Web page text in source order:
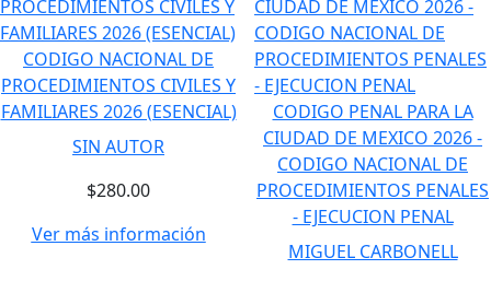
CODIGO NACIONAL DE
PROCEDIMIENTOS CIVILES Y
FAMILIARES 2026 (ESENCIAL)
SIN AUTOR
$280.00
Ver más información
CODIGO PENAL PARA LA
CIUDAD DE MEXICO 2026 -
CODIGO NACIONAL DE
PROCEDIMIENTOS PENALES
- EJECUCION PENAL
MIGUEL CARBONELL